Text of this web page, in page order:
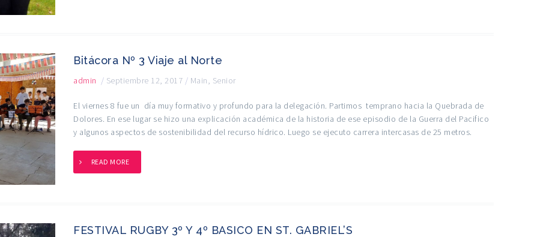
Bitácora Nº 3 Viaje al Norte
admin / Septiembre 12, 2017 / Main, Senior
El viernes 8 fue un día muy formativo y profundo para la delegación. Partimos temprano hacia la Quebrada de
Dolores. En ese lugar se hizo una explicación académica de la historia de ese episodio de la Guerra del Pacifico
y algunos aspectos de sostenibilidad del recurso hídrico. Luego se ejecuto carrera intercasas de 25 metros.
READ MORE
FESTIVAL RUGBY 3º Y 4º BASICO EN ST. GABRIEL’S